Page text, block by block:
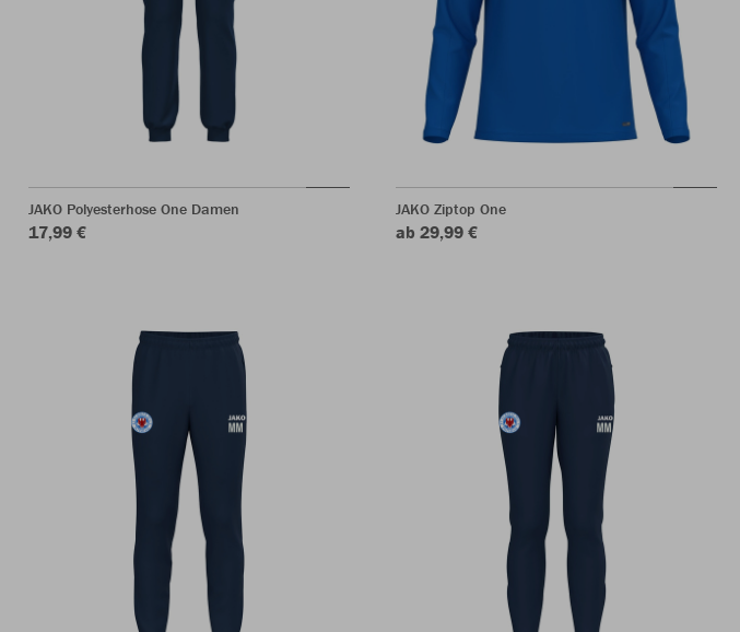
JAKO Polyesterhose One Damen
17,99 €
JAKO Ziptop One
ab 29,99 €